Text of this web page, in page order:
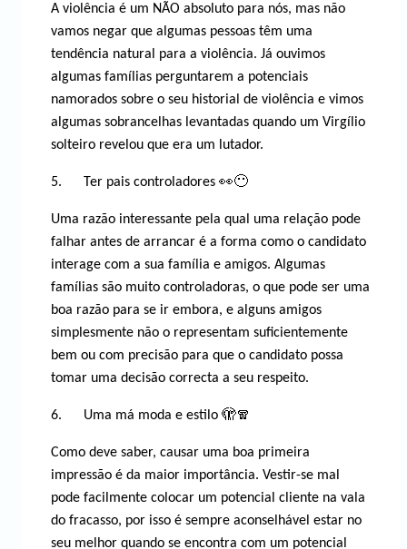
A violência é um NÃO absoluto para nós, mas não
vamos negar que algumas pessoas têm uma
tendência natural para a violência. Já ouvimos
algumas famílias perguntarem a potenciais
namorados sobre o seu historial de violência e vimos
algumas sobrancelhas levantadas quando um Virgílio
solteiro revelou que era um lutador.
5. Ter pais controladores 👀😶
Uma razão interessante pela qual uma relação pode
falhar antes de arrancar é a forma como o candidato
interage com a sua família e amigos. Algumas
famílias são muito controladoras, o que pode ser uma
boa razão para se ir embora, e alguns amigos
simplesmente não o representam suficientemente
bem ou com precisão para que o candidato possa
tomar uma decisão correcta a seu respeito.
6. Uma má moda e estilo 🫣🧣
Como deve saber, causar uma boa primeira
impressão é da maior importância. Vestir-se mal
pode facilmente colocar um potencial cliente na vala
do fracasso, por isso é sempre aconselhável estar no
seu melhor quando se encontra com um potencial